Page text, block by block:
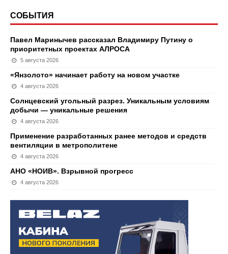
СОБЫТИЯ
Павел Маринычев рассказал Владимиру Путину о
приоритетных проектах АЛРОСА
5 августа 2026
«Янзолото» начинает работу на новом участке
4 августа 2026
Солнцевский угольный разрез. Уникальным условиям
добычи — уникальные решения
4 августа 2026
Применение разработанных ранее методов и средств
вентиляции в метрополитене
4 августа 2026
АНО «НОИВ». Взрывной прогресс
4 августа 2026